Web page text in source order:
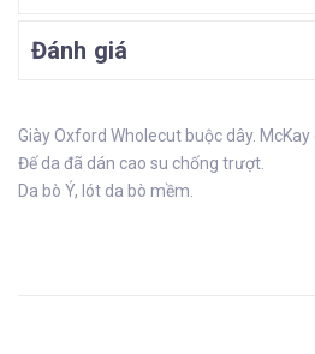
Đánh giá
Giày Oxford Wholecut buộc dây. McKay
Đế da đã dán cao su chống trượt.
Da bò Ý, lót da bò mềm.